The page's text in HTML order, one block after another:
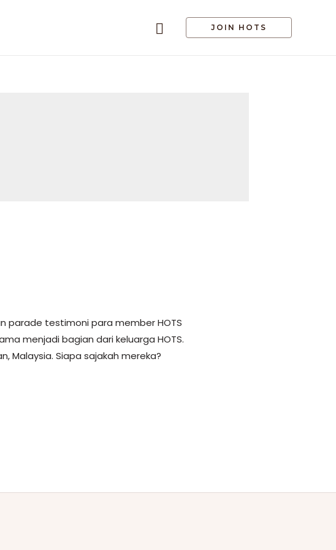
JOIN HOTS
parade testimoni para member HOTS
menjadi bagian dari keluarga HOTS.
Malaysia. Siapa sajakah mereka?